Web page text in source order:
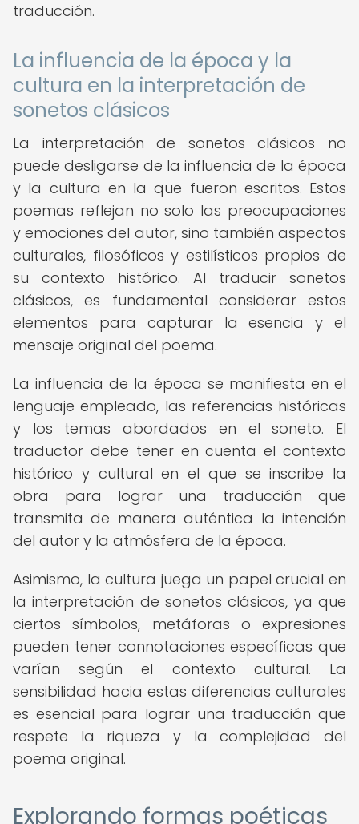
traducción.
La influencia de la época y la
cultura en la interpretación de
sonetos clásicos
La interpretación de sonetos clásicos no
puede desligarse de la influencia de la época
y la cultura en la que fueron escritos. Estos
poemas reflejan no solo las preocupaciones
y emociones del autor, sino también aspectos
culturales, filosóficos y estilísticos propios de
su contexto histórico. Al traducir sonetos
clásicos, es fundamental considerar estos
elementos para capturar la esencia y el
mensaje original del poema.
La influencia de la época se manifiesta en el
lenguaje empleado, las referencias históricas
y los temas abordados en el soneto. El
traductor debe tener en cuenta el contexto
histórico y cultural en el que se inscribe la
obra para lograr una traducción que
transmita de manera auténtica la intención
del autor y la atmósfera de la época.
Asimismo, la cultura juega un papel crucial en
la interpretación de sonetos clásicos, ya que
ciertos símbolos, metáforas o expresiones
pueden tener connotaciones específicas que
varían según el contexto cultural. La
sensibilidad hacia estas diferencias culturales
es esencial para lograr una traducción que
respete la riqueza y la complejidad del
poema original.
Explorando formas poéticas